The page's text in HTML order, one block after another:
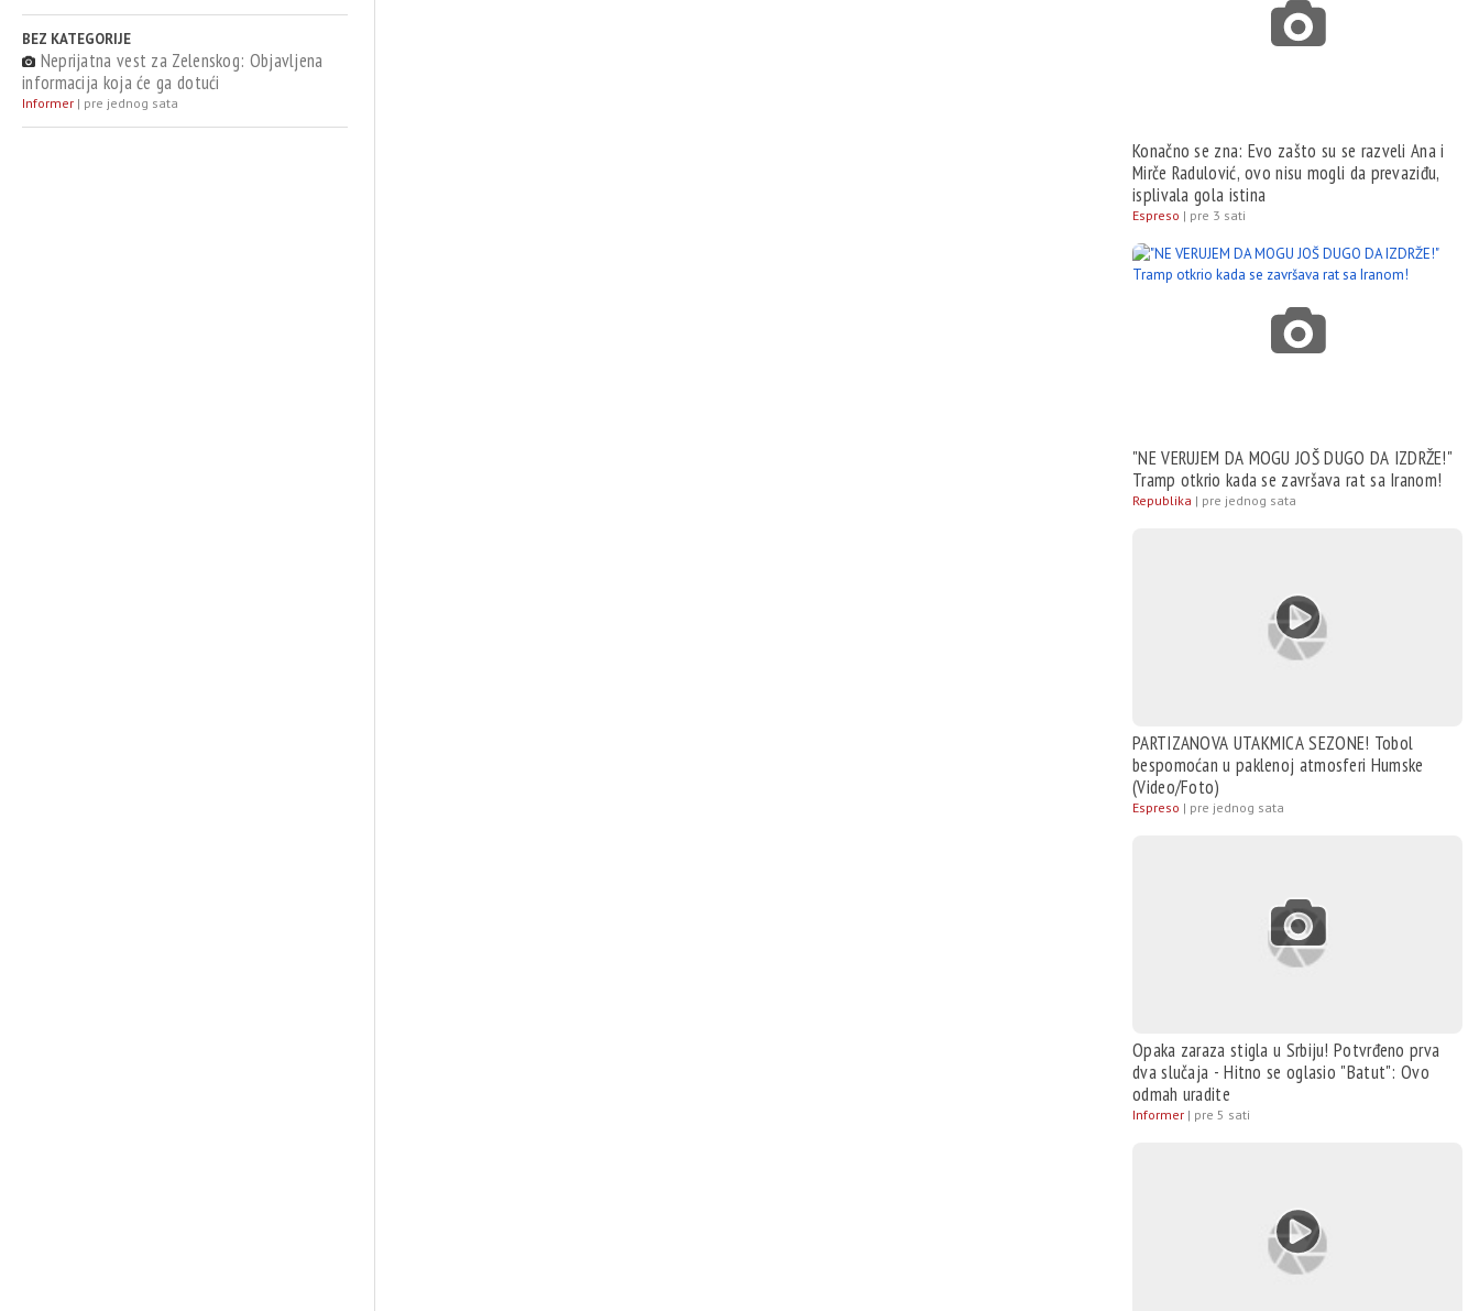
BEZ KATEGORIJE
Neprijatna vest za Zelenskog: Objavljena
informacija koja će ga dotući
Informer | pre jednog sata
Konačno se zna: Evo zašto su se razveli Ana i
Mirče Radulović, ovo nisu mogli da prevaziđu,
isplivala gola istina
Espreso | pre 3 sati
"NE VERUJEM DA MOGU JOŠ DUGO DA IZDRŽE!"
Tramp otkrio kada se završava rat sa Iranom!
Republika | pre jednog sata
PARTIZANOVA UTAKMICA SEZONE! Tobol
bespomoćan u paklenoj atmosferi Humske
(Video/Foto)
Espreso | pre jednog sata
Opaka zaraza stigla u Srbiju! Potvrđeno prva
dva slučaja - Hitno se oglasio "Batut": Ovo
odmah uradite
Informer | pre 5 sati